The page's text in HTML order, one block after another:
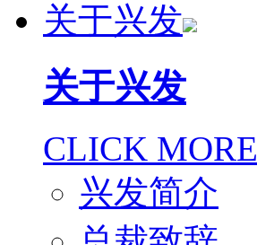
关于兴发
关于兴发
CLICK MORE
兴发简介